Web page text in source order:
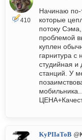
410
Начинаю по-
которые
потоку
проблемой
куплен
гарнитура
студийная
станций. У
KyPIIaToB